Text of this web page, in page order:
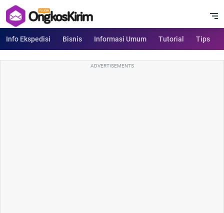
Info Ekspedisi Bisnis Informasi Umum Tutorial Tips
ADVERTISEMENTS